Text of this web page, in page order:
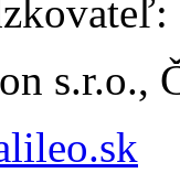
s.r.o.,